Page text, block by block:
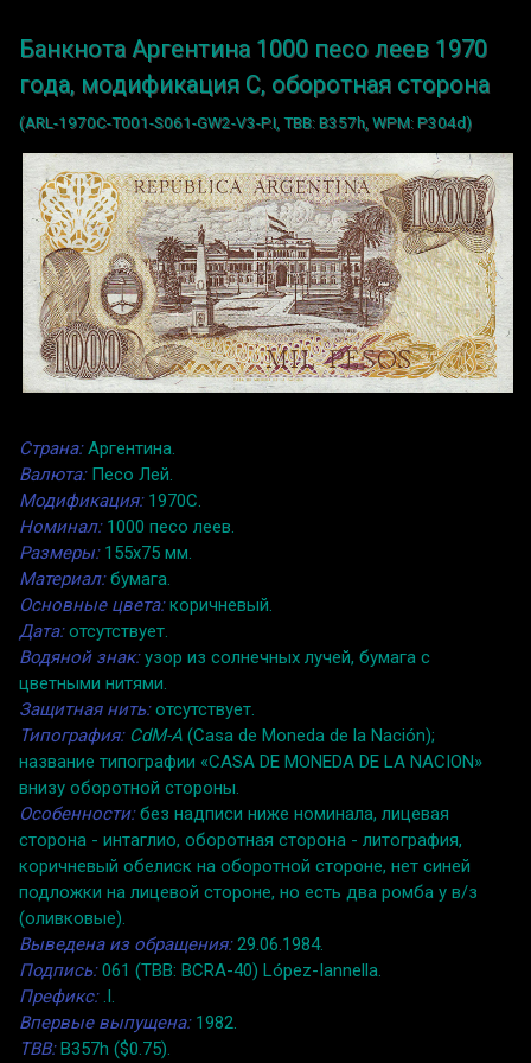
Банкнота Аргентина 1000 песо леев 1970
года, модификация C, оборотная сторона
(ARL-1970C-T001-S061-GW2-V3-P.I, TBB: B357h, WPM: P304d)
Страна:Аргентина.
Валюта:Песо Лей.
Модификация:1970C.
Номинал:1000 песо леев.
Размеры:155x75 мм.
Материал:бумага.
Основные цвета:коричневый.
Дата:отсутствует.
Водяной знак:узор из солнечных лучей, бумага с
цветными нитями.
Защитная нить:отсутствует.
Типография: CdM-A (Casa de Moneda de la Nación);
название типографии «CASA DE MONEDA DE LA NACION»
внизу оборотной стороны.
Особенности:без надписи ниже номинала, лицевая
сторона - интаглио, оборотная сторона - литография,
коричневый обелиск на оборотной стороне, нет синей
подложки на лицевой стороне, но есть два ромба у в/з
(оливковые).
Выведена из обращения:29.06.1984.
Подпись:061 (TBB: BCRA-40) López-Iannella.
Префикс:.I.
Впервые выпущена:1982.
TBB:B357h ($0.75).